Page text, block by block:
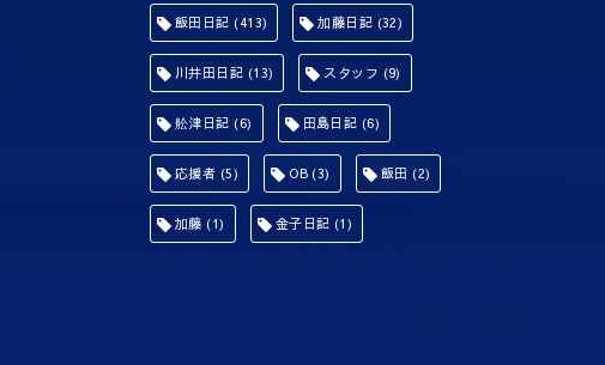
飯田日記 (413) 加藤日記 (32)
川井田日記 (13) スタッフ (9)
舩津日記 (6) 田島日記 (6)
応援者 (5) OB(3) 飯田 (2)
加藤 (1) 金子日記 (1)